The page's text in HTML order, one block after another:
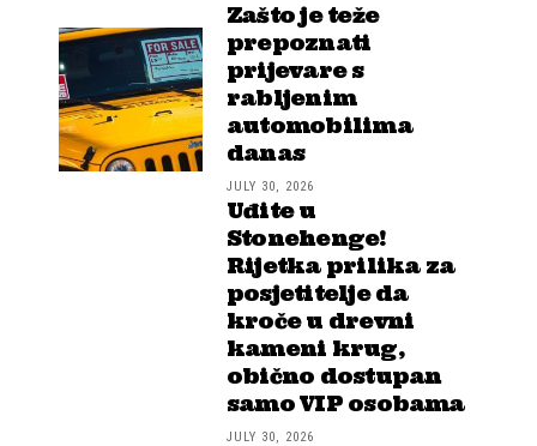
Zašto je teže
prepoznati
prijevare s
rabljenim
automobilima
danas
JULY 30, 2026
Uđite u
Stonehenge!
Rijetka prilika za
posjetitelje da
kroče u drevni
kameni krug,
obično dostupan
samo VIP osobama
JULY 30, 2026